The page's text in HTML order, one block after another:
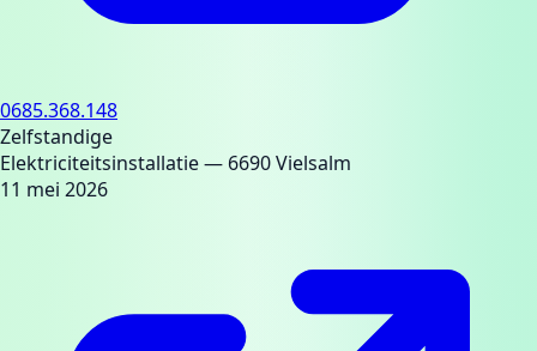
0685.368.148
Zelfstandige
Elektriciteitsinstallatie— 6690 Vielsalm
11 mei 2026